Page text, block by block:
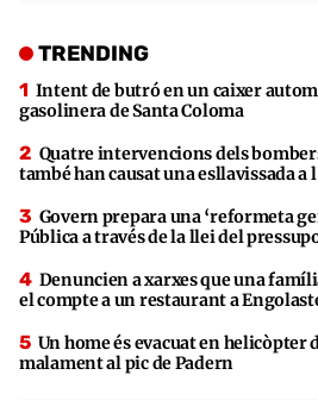
TRENDING
Intent de butró en un caixer
gasolinera de Santa Coloma
Quatre intervencions dels
també han causat una esllavissada a
Govern prepara una ‘reformeta
Pública a través de la llei del
Denuncien a xarxes que una
el compte a un restaurant a
Un home és evacuat en helicòpter
malament al pic de Padern